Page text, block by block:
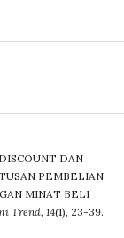
DAN
PEMBELIAN
MINAT BELI
Trend, 14(1), 23-39.